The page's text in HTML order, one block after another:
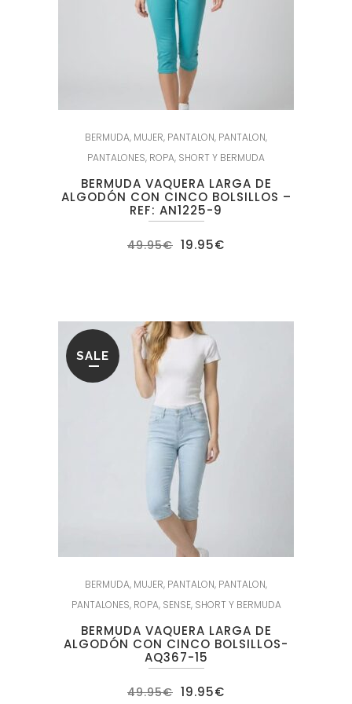
BERMUDA, MUJER, PANTALON, PANTALON,
PANTALONES, ROPA, SHORT Y BERMUDA
BERMUDA VAQUERA LARGA DE
ALGODÓN CON CINCO BOLSILLOS –
REF: AN1225-9
49.95€ El
precio
19.95€
SALE
BERMUDA, MUJER, PANTALON, PANTALON,
PANTALONES, ROPA, SENSE, SHORT Y BERMUDA
BERMUDA VAQUERA LARGA DE
ALGODÓN CON CINCO BOLSILLOS-
AQ367-15
49.95€ El
19.95€